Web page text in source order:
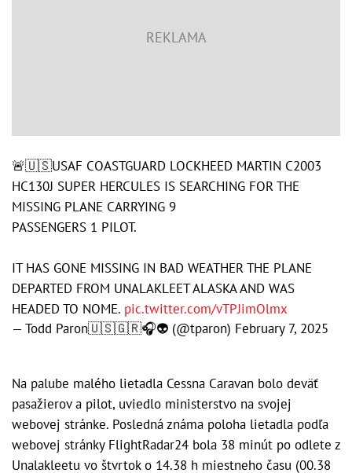
🚨🇺🇸USAF COASTGUARD LOCKHEED MARTIN C2003
HC130J SUPER HERCULES IS SEARCHING FOR THE
MISSING PLANE CARRYING 9
PASSENGERS 1 PILOT.
IT HAS GONE MISSING IN BAD WEATHER THE PLANE
DEPARTED FROM UNALAKLEET ALASKA AND WAS
HEADED TO NOME. pic.twitter.com/vTPJimOlmx
— Todd Paron🇺🇸🇬🇷🎧👽 (@tparon) February 7, 2025
Na palube malého lietadla Cessna Caravan bolo deväť
pasažierov a pilot, uviedlo ministerstvo na svojej
webovej stránke. Posledná známa poloha lietadla podľa
webovej stránky FlightRadar24 bola 38 minút po odlete z
Unalakleetu vo štvrtok o 14.38 h miestneho času (00.38